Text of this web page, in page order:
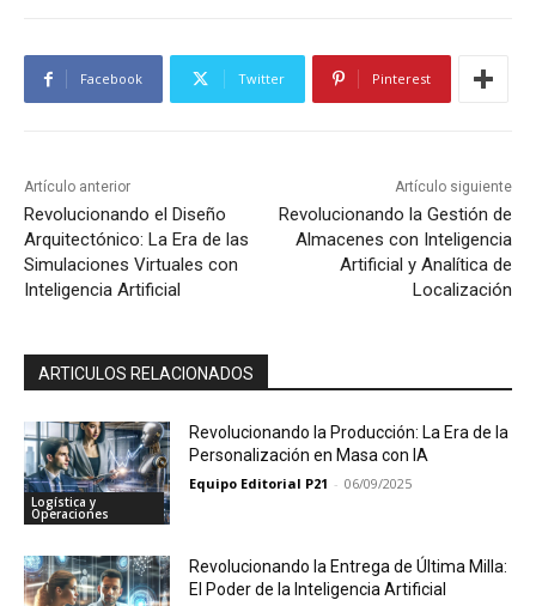
Facebook Twitter Pinterest
Artículo anterior
Revolucionando el Diseño
Arquitectónico: La Era de las
Simulaciones Virtuales con
Inteligencia Artificial
Artículo siguiente
Revolucionando la Gestión de
Almacenes con Inteligencia
Artificial y Analítica de
Localización
ARTICULOS RELACIONADOS
Logística y
Operaciones
Revolucionando la Producción: La Era de la
Personalización en Masa con IA
Equipo Editorial P21 - 06/09/2025
Revolucionando la Entrega de Última Milla:
El Poder de la Inteligencia Artificial